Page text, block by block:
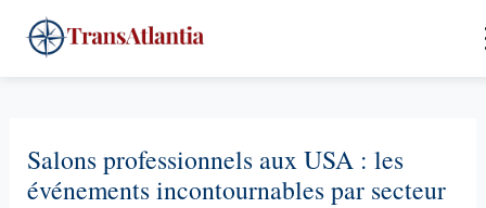
au
contenu
Salons professionnels aux USA : les
événements incontournables par secteur